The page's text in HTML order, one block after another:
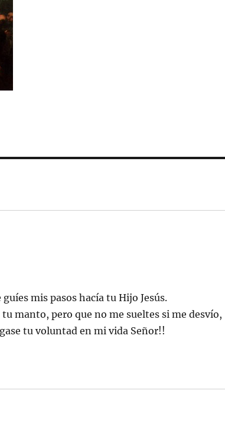
mis pasos hacía tu Hijo Jesús.
manto, pero que no me sueltes si me desvío,
tu voluntad en mi vida Señor!!